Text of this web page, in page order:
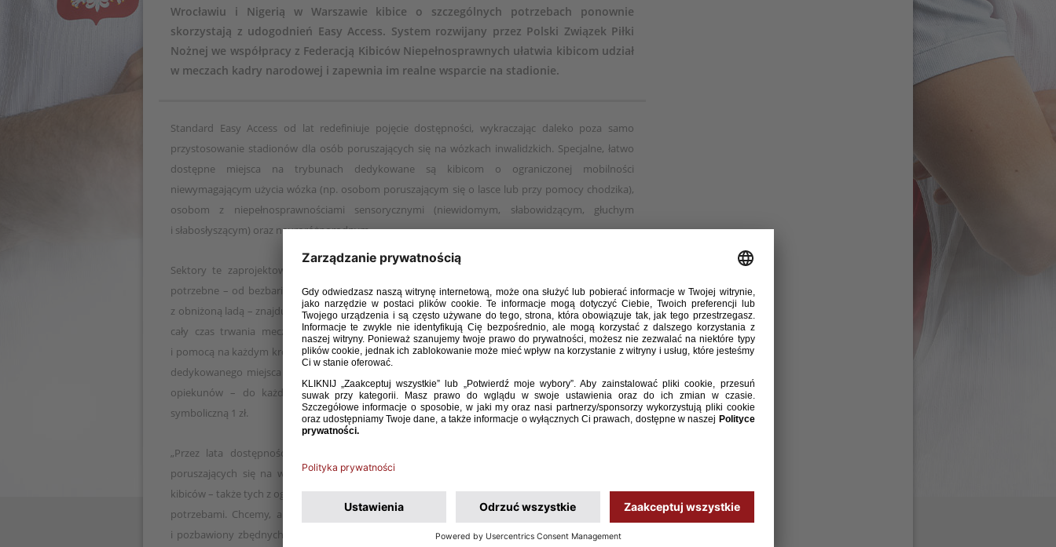
Wrocławiu i Nigerią w Warszawie kibice o szczególnych potrzebach ponownie
skorzystają z udogodnień Easy Access. System rozwijany przez Polski Związek Piłki
Nożnej we współpracy z Federacją Kibiców Niepełnosprawnych ułatwia kibicom udział
w meczach kadry narodowej i zapewnia im realne wsparcie na stadionie.
Standard Easy Access od lat redefiniuje pojęcie dostępności, wykraczając daleko poza samo
przystosowanie stadionów dla osób poruszających się na wózkach inwalidzkich. Specjalne, łatwo
dostępne miejsca na trybunach dedykowane są kibicom o ograniczonej mobilności
niewymagającym użycia wózka (np. osobom poruszającym się o lasce lub przy pomocy chodzika),
osobom z niepełnosprawnościami sensorycznymi (niewidomym, słabowidzącym, głuchym
i słabosłyszącym) oraz neuroróżnorodnym.
Sektory te zaprojektowano tak, aby maksymalnie ograniczyć schody i stopnie. Wszystko, co
potrzebne – od bezbarierowych wejść, przez dostosowane toalety, aż po punkty gastronomiczne
z obniżoną ladą – znajduje się w zasięgu wzroku. Nad bezpieczeństwem i komfortem kibiców przez
cały czas trwania meczu czuwają profesjonalnie przeszkoleni stewardzi, gotowi służyć asystą
i pomocą na każdym kroku – od samego wejścia na obiekt, przez sprawną nawigację, aż po zajęcie
dedykowanego miejsca na trybunach. Co niezwykle ważne, system zapewnia także wsparcie dla
opiekunów – do każdego biletu Easy Access można dokupić wejściówkę dla asystenta za
symboliczną 1 zł.
„Przez lata dostępność stadionowa była kojarzona przede wszystkim z miejscami dla osób
poruszających się na wózkach inwalidzkich. Easy Access pozwala szerzej spojrzeć na potrzeby
kibiców – także tych z ograniczoną mobilnością, dysfunkcją wzroku, słuchu czy innymi szczególnymi
potrzebami. Chcemy, aby udział w meczach reprezentacji Polski był możliwie prosty, dostępny
i pozbawiony zbędnych barier dla jak największej grupy fanów” – podkreśla Michał Fitas, prezes